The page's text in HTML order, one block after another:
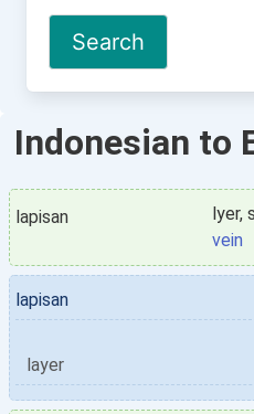
Indonesian to
lapisan lyer,
vein
lapisan
layer